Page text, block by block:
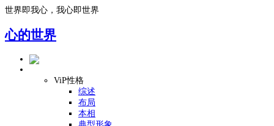
世界即我心，我心即世界
心的世界
ViP性格
综述
布局
本相